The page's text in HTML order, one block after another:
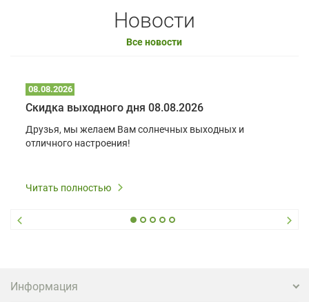
Новости
Все новости
08.08.2026
Скидка выходного дня 08.08.2026
Друзья, мы желаем Вам солнечных выходных и
отличного настроения!
Читать полностью
Информация